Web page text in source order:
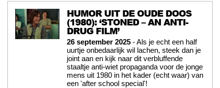
HUMOR UIT DE OUDE DOOS
(1980): ‘STONED – AN ANTI-
DRUG FILM’
26 september 2025 - Als je echt een half
uurtje onbedaarlijk wil lachen, steek dan je
joint aan en kijk naar dit verbluffende
staaltje anti-wiet propaganda voor de jonge
mens uit 1980 in het kader (echt waar) van
een 'after school special'!